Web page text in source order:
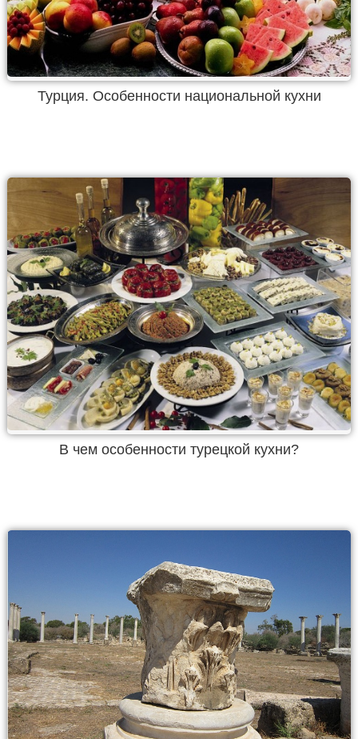
Турция. Особенности национальной кухни
В чем особенности турецкой кухни?